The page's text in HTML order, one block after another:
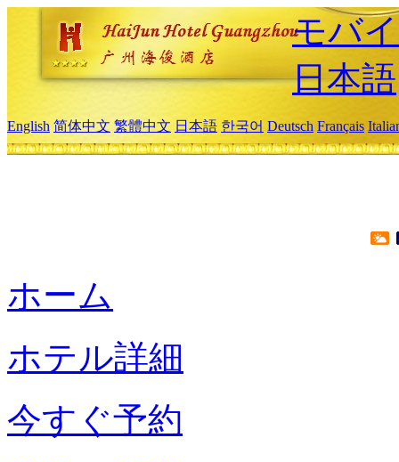
モバ
日本語
English 简体中文 繁體中文 日本語 한국어 Deutsch Français
ホーム
ホテル詳細
今すぐ予約